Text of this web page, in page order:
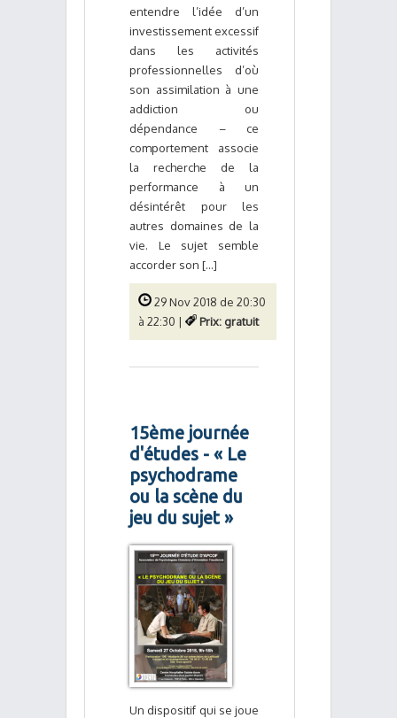
entendre l’idée d’un
investissement excessif
dans les activités
professionnelles d’où
son assimilation à une
addiction ou
dépendance – ce
comportement associe
la recherche de la
performance à un
désintérêt pour les
autres domaines de la
vie. Le sujet semble
accorder son [...]
29 Nov 2018 de 20:30
à 22:30 |
Prix: gratuit
15ème journée
d'études - « Le
psychodrame
ou la scène du
jeu du sujet »
Un dispositif qui se joue